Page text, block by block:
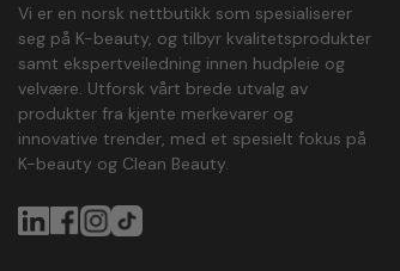
Vi er en norsk nettbutikk som spesialiserer
seg på K-beauty, og tilbyr kvalitetsprodukter
samt ekspertveiledning innen hudpleie og
velvære. Utforsk vårt brede utvalg av
produkter fra kjente merkevarer og
innovative trender, med et spesielt fokus på
K-beauty og Clean Beauty.